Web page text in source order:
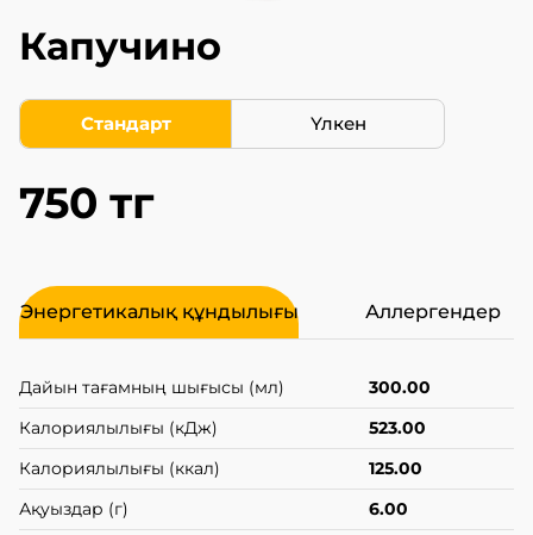
Капучино
Стандарт Үлкен
750 тг
Энергетикалық құндылығы Аллергендер
Дайын тағамның шығысы (мл)
300.00
Калориялылығы (кДж)
523.00
Калориялылығы (ккал)
125.00
Ақуыздар (г)
6.00